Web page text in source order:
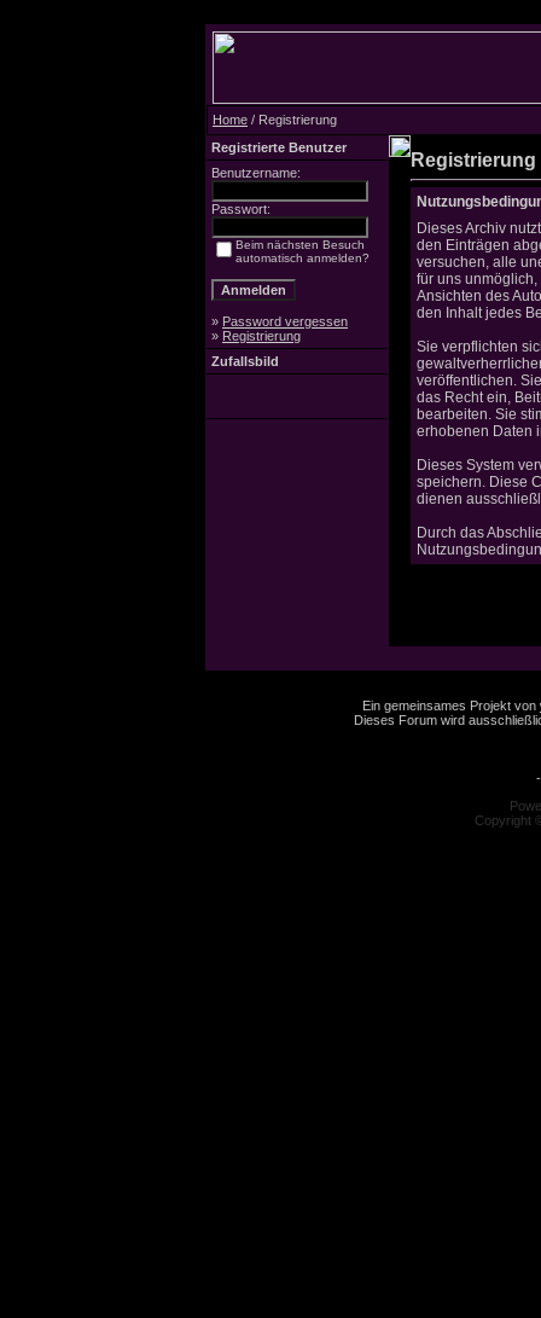
Home / Registrierung
Registrierte Benutzer
Benutzername:
Passwort:
Beim nächsten Besuch
automatisch anmelden?
» Password vergessen
» Registrierung
Zufallsbild
Registrierung
Dieses Archiv
den Einträgen
versuchen, alle
für uns
Ansichten des
den Inhalt jedes
Sie verpflichten
veröffentlichen.
das Recht ein,
bearbeiten. Sie
erhobenen Daten
Dieses System
speichern. Diese
dienen
Durch das
Ein gemeinsames Projekt von
Dieses Forum wird
Copyright